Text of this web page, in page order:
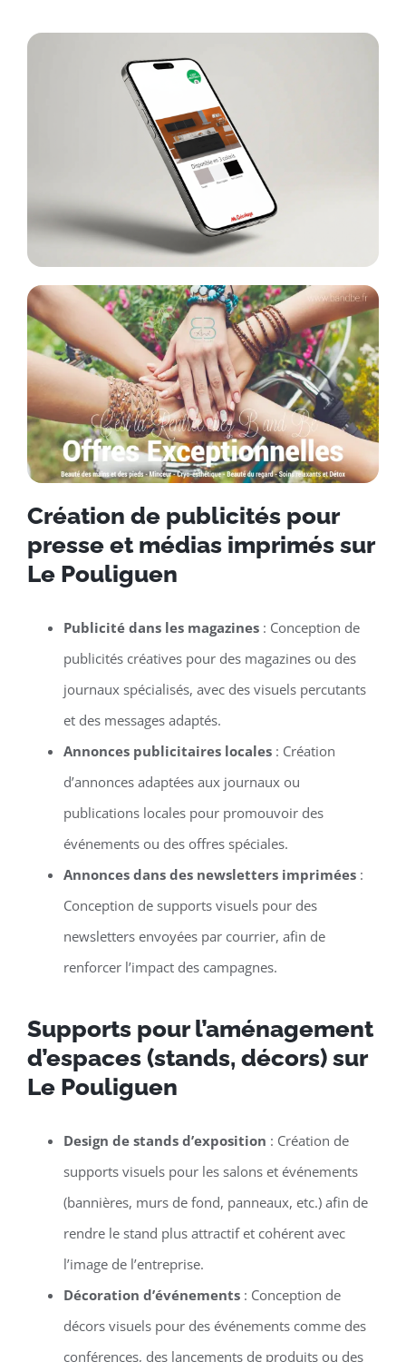
Création de publicités pour
presse et médias imprimés sur
Le Pouliguen
Publicité dans les magazines: Conception de
publicités créatives pour des magazines ou des
journaux spécialisés, avec des visuels percutants
et des messages adaptés.
Annonces publicitaires locales: Création
d’annonces adaptées aux journaux ou
publications locales pour promouvoir des
événements ou des offres spéciales.
Annonces dans des newsletters imprimées:
Conception de supports visuels pour des
newsletters envoyées par courrier, afin de
renforcer l’impact des campagnes.
Supports pour l’aménagement
d’espaces (stands, décors) sur
Le Pouliguen
Design de stands d’exposition : Création de
supports visuels pour les salons et événements
(bannières, murs de fond, panneaux, etc.) afin de
rendre le stand plus attractif et cohérent avec
l’image de l’entreprise.
Décoration d’événements: Conception de
décors visuels pour des événements comme des
conférences, des lancements de produits ou des